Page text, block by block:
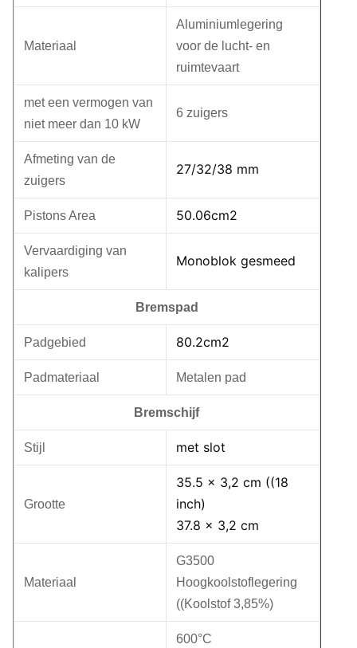
Materiaal
Aluminiumlegering
voor de lucht- en
ruimtevaart
met een vermogen van
niet meer dan 10 kW
6 zuigers
Afmeting van de
zuigers
27/32/38 mm
Pistons Area 50.06cm2
Vervaardiging van
kalipers
Monoblok gesmeed
Bremspad
Padgebied 80.2cm2
Padmateriaal Metalen pad
Bremschijf
Stijl met slot
Grootte
35.5 x 3,2 cm ((18
inch)
37.8 x 3,2 cm
Materiaal
G3500
Hoogkoolstoflegering
((Koolstof 3,85%)
600°C